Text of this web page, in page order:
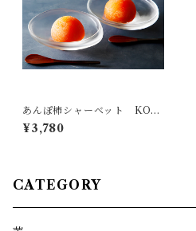
あんぽ柿シャーベット KOH
AKU（6個入）
ぐるなび秘書が選ぶ接待の
¥3,780
CATEGORY